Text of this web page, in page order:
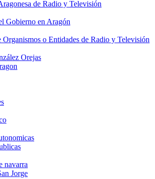
de Radio y Televisión
Gobierno en Aragón
Organismos o Entidades de Radio y Televisión
Orejas
navarra
Jorge